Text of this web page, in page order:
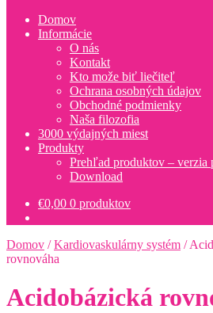
Domov
Informácie
O nás
Kontakt
Kto može biť liečiteľ
Ochrana osobných údajov
Obchodné podmienky
Naša filozofia
3000 výdajných miest
Produkty
Prehľad produktov – verzia
Download
€0,00 0 produktov
Domov /Kardiovaskulárny systém /
rovnováha
Acidobázická